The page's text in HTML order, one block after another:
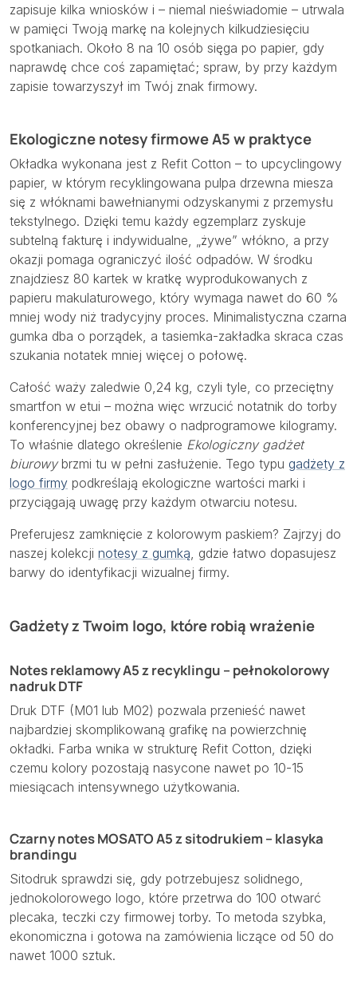
zapisuje kilka wniosków i – niemal nieświadomie – utrwala
w pamięci Twoją markę na kolejnych kilkudziesięciu
spotkaniach. Około 8 na 10 osób sięga po papier, gdy
naprawdę chce coś zapamiętać; spraw, by przy każdym
zapisie towarzyszył im Twój znak firmowy.
Ekologiczne notesy firmowe A5 w praktyce
Okładka wykonana jest z Refit Cotton – to upcyclingowy
papier, w którym recyklingowana pulpa drzewna miesza
się z włóknami bawełnianymi odzyskanymi z przemysłu
tekstylnego. Dzięki temu każdy egzemplarz zyskuje
subtelną fakturę i indywidualne, „żywe” włókno, a przy
okazji pomaga ograniczyć ilość odpadów. W środku
znajdziesz 80 kartek w kratkę wyprodukowanych z
papieru makulaturowego, który wymaga nawet do 60 %
mniej wody niż tradycyjny proces. Minimalistyczna czarna
gumka dba o porządek, a tasiemka-zakładka skraca czas
szukania notatek mniej więcej o połowę.
Całość waży zaledwie 0,24 kg, czyli tyle, co przeciętny
smartfon w etui – można więc wrzucić notatnik do torby
konferencyjnej bez obawy o nadprogramowe kilogramy.
To właśnie dlatego określenie Ekologiczny gadżet
biurowybrzmi tu w pełni zasłużenie. Tego typu gadżety z
logo firmy podkreślają ekologiczne wartości marki i
przyciągają uwagę przy każdym otwarciu notesu.
Preferujesz zamknięcie z kolorowym paskiem? Zajrzyj do
naszej kolekcji notesy z gumką, gdzie łatwo dopasujesz
barwy do identyfikacji wizualnej firmy.
Gadżety z Twoim logo, które robią wrażenie
Notes reklamowy A5 z recyklingu – pełnokolorowy
nadruk DTF
Druk DTF (M01 lub M02) pozwala przenieść nawet
najbardziej skomplikowaną grafikę na powierzchnię
okładki. Farba wnika w strukturę Refit Cotton, dzięki
czemu kolory pozostają nasycone nawet po 10-15
miesiącach intensywnego użytkowania.
Czarny notes MOSATO A5 z sitodrukiem – klasyka
brandingu
Sitodruk sprawdzi się, gdy potrzebujesz solidnego,
jednokolorowego logo, które przetrwa do 100 otwarć
plecaka, teczki czy firmowej torby. To metoda szybka,
ekonomiczna i gotowa na zamówienia liczące od 50 do
nawet 1000 sztuk.